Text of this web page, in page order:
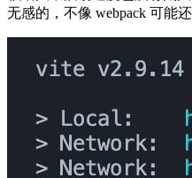
无感的，不像 webpack 可能